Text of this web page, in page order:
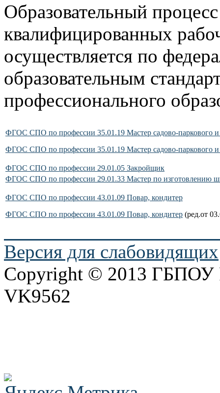
Образовательный
квалифицированных
осуществляется по
образовательным
профессионального
ФГОС СПО по профессии 35.01.19 Мастер садово-паркового и
ФГОС СПО по профессии 35.01.19 Мастер садово-паркового и
ФГОС СПО по профессии 29.01.05 Закройщик
ФГОС СПО по профессии 29.01.33 Мастер по изготовлению
ФГОС СПО по профессии 43.01.09 Повар, кондитер
ФГОС СПО по профессии 43.01.09 Повар, кондитер (ред.от
Версия для слабовидящих
Copyright © 2013
VK9562